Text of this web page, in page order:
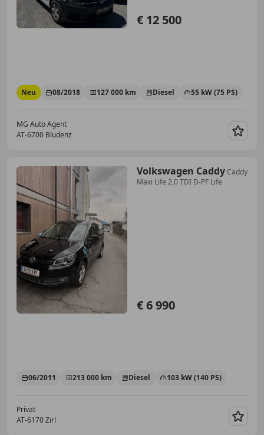
€ 12 500
Neu 08/2018 127 000 km Diesel 55 kW (75 PS)
MG Auto Agent
AT-6700 Bludenz
Volkswagen CaddyCaddy
Maxi Life 2,0 TDI D-PF Life
€ 6 990
06/2011 213 000 km Diesel 103 kW (140 PS)
Privat
AT-6170 Zirl